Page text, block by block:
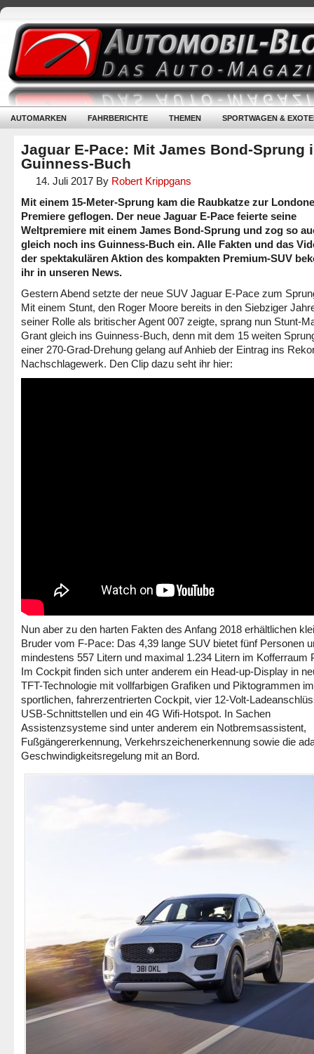
AUTOMARKEN FAHRBERICHTE THEMEN SPORTWAGEN &
Jaguar E-Pace: Mit James Bond-Sprung
Guinness-Buch
14. Juli 2017 By Robert Krippgans
Mit einem 15-Meter-Sprung kam die Raubkatze zur
Premiere geflogen. Der neue Jaguar E-Pace feierte seine
Weltpremiere mit einem James Bond-Sprung und zog so
gleich noch ins Guinness-Buch ein. Alle Fakten und das
der spektakulären Aktion des kompakten Premium-SUV
ihr in unseren News.
Gestern Abend setzte der neue SUV Jaguar E-Pace zum
Mit einem Stunt, den Roger Moore bereits in den Siebziger
seiner Rolle als britischer Agent 007 zeigte, sprang nun Stunt-
Grant gleich ins Guinness-Buch, denn mit dem 15 weiten
einer 270-Grad-Drehung gelang auf Anhieb der Eintrag ins
Nachschlagewerk. Den Clip dazu seht ihr hier:
Nun aber zu den harten Fakten des Anfang 2018 erhältlichen
Bruder vom F-Pace: Das 4,39 lange SUV bietet fünf Personen
mindestens 557 Litern und maximal 1.234 Litern im Kofferraum
Im Cockpit finden sich unter anderem ein Head-up-Display in
TFT-Technologie mit vollfarbigen Grafiken und Piktogrammen im
sportlichen, fahrerzentrierten Cockpit, vier 12-Volt-
USB-Schnittstellen und ein 4G Wifi-Hotspot. In Sachen
Assistenzsysteme sind unter anderem ein Notbremsassistent,
Fußgängererkennung, Verkehrszeichenerkennung sowie die
Geschwindigkeitsregelung mit an Bord.